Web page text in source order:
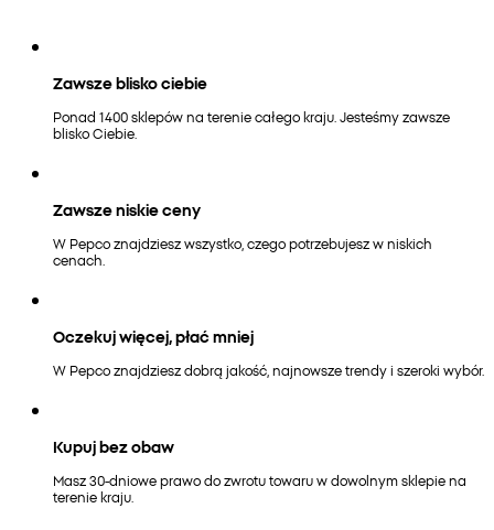
Zawsze blisko ciebie
Ponad 1400 sklepów na terenie całego kraju. Jesteśmy zawsze
blisko Ciebie.
Zawsze niskie ceny
W Pepco znajdziesz wszystko, czego potrzebujesz w niskich
cenach.
Oczekuj więcej, płać mniej
W Pepco znajdziesz dobrą jakość, najnowsze trendy i szeroki wybór.
Kupuj bez obaw
Masz 30-dniowe prawo do zwrotu towaru w dowolnym sklepie na
terenie kraju.